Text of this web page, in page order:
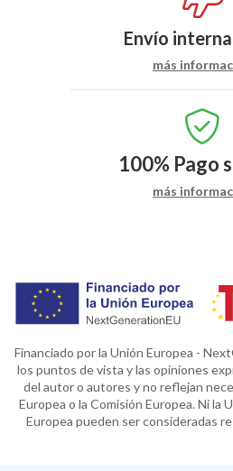
Envío
más
100% Pago
más
Financiado por la Unión Europea -
los puntos de vista y las opiniones
del autor o autores y no reflejan
Europea o la Comisión Europea. Ni la
Europea pueden ser consideradas